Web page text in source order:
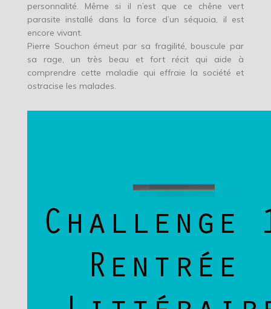
personnalité. Même si il n’est que ce chêne vert
parasite installé dans la force d’un séquoia, il est
encore vivant.
Pierre Souchon émeut par sa fragilité, bouscule par
sa rage, un très beau et fort récit qui aide à
comprendre cette maladie qui effraie la société et
ostracise les malades.